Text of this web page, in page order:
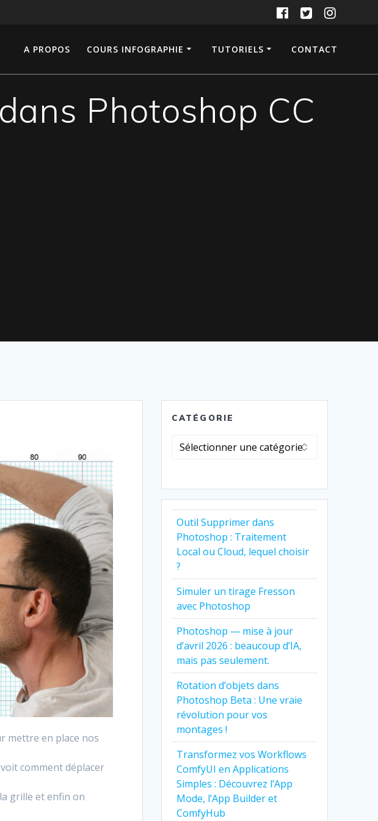
A PROPOS COURS INFOGRAPHIE TUTORIELS CONTACT
Photoshop CC
mettre en place nos
comment déplacer
grille et enfin on
CATÉGORIE
Catégorie
Outil Supprimer dans
Photoshop : Traitement
Local ou Cloud, lequel choisir
?
Simuler un tirage Fresson
avec Photoshop
Photoshop — mise à jour
d’avril 2026 : beaucoup d’IA,
mais pas seulement.
Rotation d’objets dans
Photoshop Beta : Une vraie
révolution pour vos
montages !
Transformez vos Workflows
ComfyUI en Applications
Simples : Découvrez l’App
Mode, l’App Builder et
ComfyHub